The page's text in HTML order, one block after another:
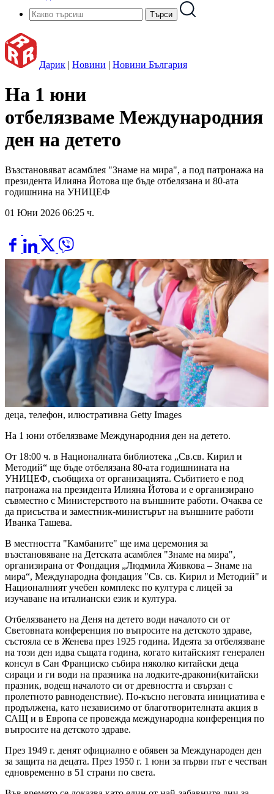
Дарик | Новини | Новини България
На 1 юни
отбелязваме Международния
ден на детето
Възстановяват асамблея "Знаме на мира", а под патронажа на
президента Илияна Йотова ще бъде отбелязана и 80-ата
годишнина на УНИЦЕФ
01 Юни 2026 06:25 ч.
деца, телефон, илюстративна Getty Images
На 1 юни отбелязваме Международния ден на детето.
От 18:00 ч. в Националната библиотека „Св.св. Кирил и
Методий“ ще бъде отбелязана 80-ата годишнината на
УНИЦЕФ, съобщиха от организацията. Събитието е под
патронажа на президента Илияна Йотова и е организирано
съвместно с Министерството на външните работи. Очаква се
да присъства и заместник-министърът на външните работи
Иванка Ташева.
В местността "Камбаните" ще има церемония за
възстановяване на Детската асамблея "Знаме на мира",
организирана от Фондация „Людмила Живкова – Знаме на
мира“, Международна фондация "Св. св. Кирил и Методий" и
Националният учебен комплекс по култура с лицей за
изучаване на италиански език и култура.
Отбелязването на Деня на детето води началото си от
Световната конференция по въпросите на детското здраве,
състояла се в Женева през 1925 година. Идеята за отбелязване
на този ден идва същата година, когато китайският генерален
консул в Сан Франциско събира няколко китайски деца
сираци и ги води на празника на лодките-дракони(китайски
празник, водещ началото си от древността и свързан с
пролетното равноденствие). По-късно неговата инициатива е
продължена, като независимо от благотворителната акция в
САЩ и в Европа се провежда международна конференция по
въпросите на детското здраве.
През 1949 г. денят официално е обявен за Международен ден
за защита на децата. През 1950 г. 1 юни за първи път е честван
едновременно в 51 страни по света.